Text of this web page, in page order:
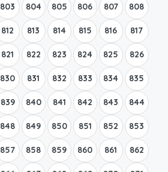
803 804 805 806 807 808
812 813 814 815 816 817
821 822 823 824 825 826
830 831 832 833 834 835
839 840 841 842 843 844
848 849 850 851 852 853
857 858 859 860 861 862